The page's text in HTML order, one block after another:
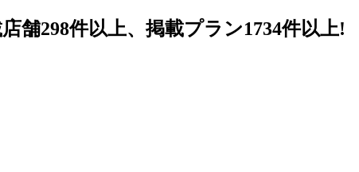
舗298件以上、掲載プラン1734件以上!